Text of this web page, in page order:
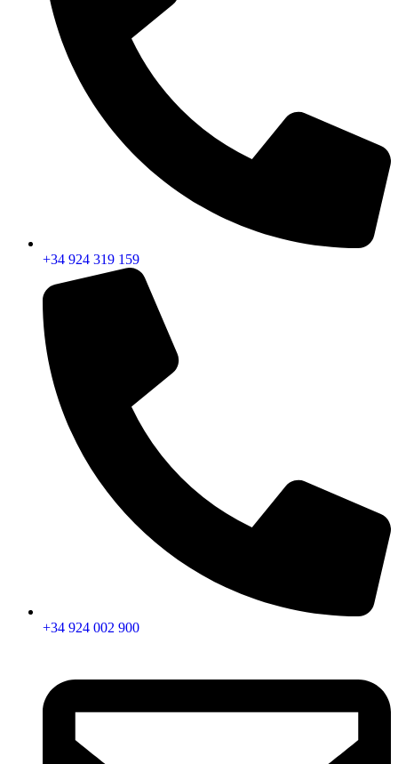
+34 924 319 159
+34 924 002 900